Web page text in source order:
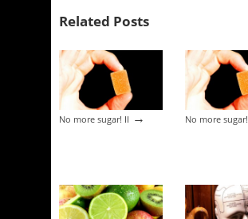
Related Posts
No more sugar! II → No more sugar!